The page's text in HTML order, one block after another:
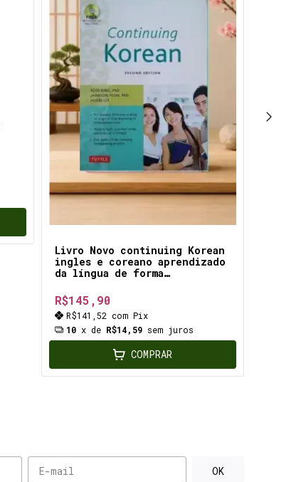
Livro Novo continuing Korean
ingles e coreano aprendizado
da língua de forma
CD para pronúncia e a escuta
R$145,90
R$141,52 com Pix
10 x de R$14,59 sem juros
COMPRAR